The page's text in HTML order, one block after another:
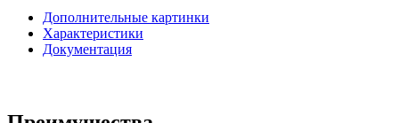
Дополнительные картинки
Характеристики
Документация